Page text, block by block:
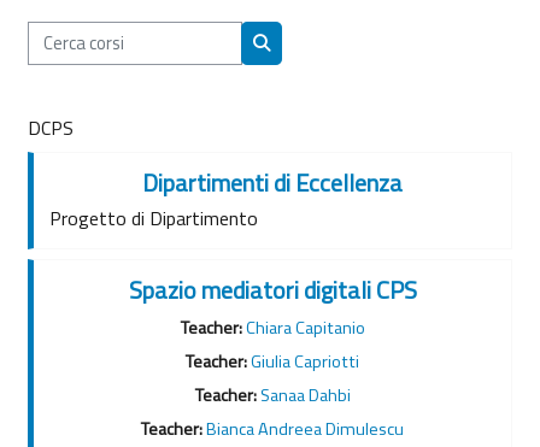
Cerca corsi
Cerca corsi
DCPS
Dipartimenti di Eccellenza
Progetto di Dipartimento
Spazio mediatori digitali CPS
Teacher:Chiara Capitanio
Teacher:Giulia Capriotti
Teacher:Sanaa Dahbi
Teacher:Bianca Andreea Dimulescu